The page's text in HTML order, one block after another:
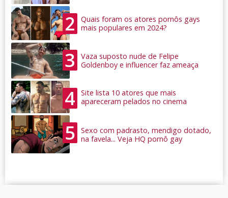
2
Quais foram os atores pornôs gays
mais populares em 2024?
3
Vaza suposto nude de Felipe
Goldenboy e influencer faz ameaça
4
Site lista 10 atores que mais
apareceram pelados no cinema
5
Sexo com padrasto, mendigo dotado,
na favela... Veja HQ pornô gay